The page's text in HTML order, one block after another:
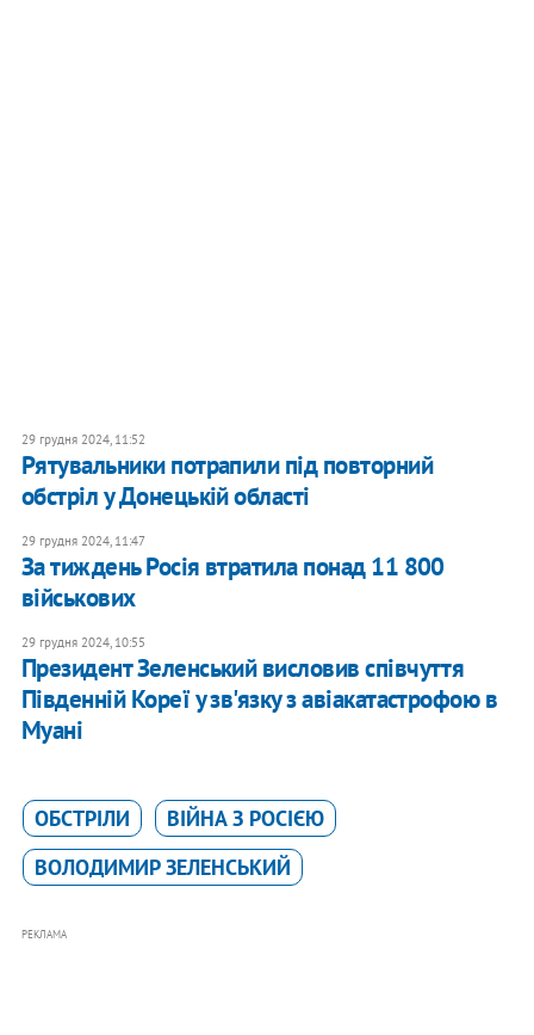
29 грудня 2024, 11:52
Рятувальники потрапили під повторний
обстріл у Донецькій області
29 грудня 2024, 11:47
За тиждень Росія втратила понад 11 800
військових
29 грудня 2024, 10:55
Президент Зеленський висловив співчуття
Південній Кореї у зв'язку з авіакатастрофою в
Муані
ОБСТРІЛИ
ВІЙНА З РОСІЄЮ
ВОЛОДИМИР ЗЕЛЕНСЬКИЙ
РЕКЛАМА